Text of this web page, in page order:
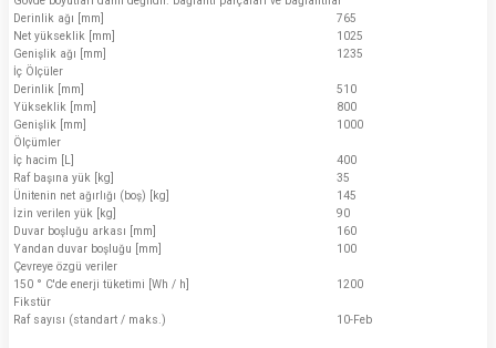
Derinlik ağı [mm]
765
Net yükseklik [mm]
1025
Genişlik ağı [mm]
1235
İç Ölçüler
Derinlik [mm]
510
Yükseklik [mm]
800
Genişlik [mm]
1000
Ölçümler
İç hacim [L]
400
Raf başına yük [kg]
35
Ünitenin net ağırlığı (boş) [kg]
145
İzin verilen yük [kg]
90
Duvar boşluğu arkası [mm]
160
Yandan duvar boşluğu [mm]
100
Çevreye özgü veriler
150 ° C'de enerji tüketimi [Wh / h]
1200
Fikstür
Raf sayısı (standart / maks.)
10-Feb